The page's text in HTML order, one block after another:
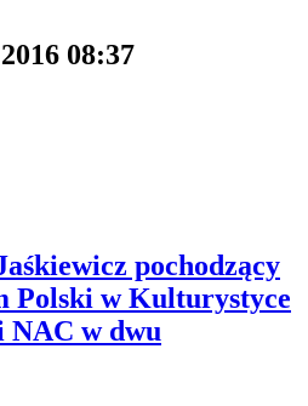
08:37
pochodzący
Polski w Kulturystyce
NAC w dwu